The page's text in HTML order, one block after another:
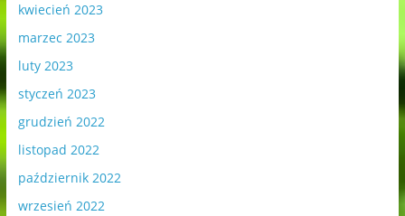
kwiecień 2023
marzec 2023
luty 2023
styczeń 2023
grudzień 2022
listopad 2022
październik 2022
wrzesień 2022